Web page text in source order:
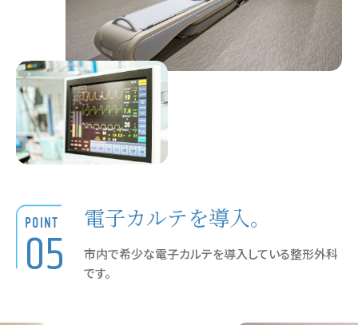
POINT
05
電子カルテを導入。
市内で希少な電子カルテを導入している整形外科
です。